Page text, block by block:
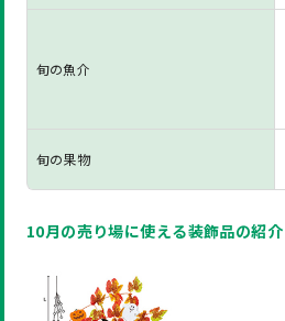
旬の魚介
旬の果物
10月の売り場に使える装飾品の紹介